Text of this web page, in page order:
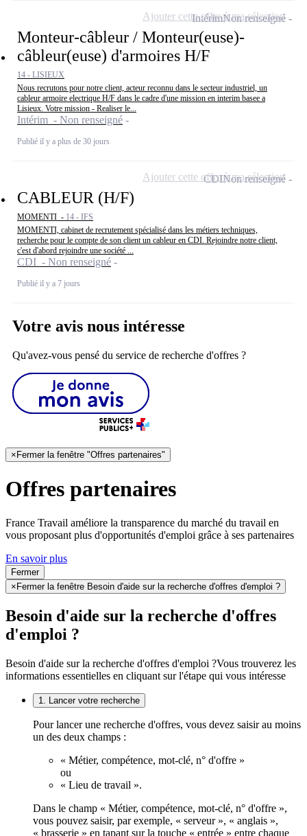
Monteur-câbleur / Monteur(euse)-
câbleur(euse) d'armoires H/F
14 - LISIEUX
Nous recrutons pour notre client, acteur reconnu dans le secteur industriel, un
cableur armoire electrique H/F dans le cadre d'une mission en interim basee a
Lisieux. Votre mission - Realiser le...
Intérim - Non renseigné
Publié il y a plus de 30 jours
IntérimNon renseigné
Ajouter cette offre à ma sélection
CABLEUR (H/F)
MOMENTI - 14 - IFS
MOMENTI, cabinet de recrutement spécialisé dans les métiers techniques,
recherche pour le compte de son client un cableur en CDI. Rejoindre notre client,
c'est d'abord rejoindre une société ...
CDI - Non renseigné
Publié il y a 7 jours
CDINon renseigné
Ajouter cette offre à ma sélection
Votre avis nous intéresse
Qu'avez-vous pensé du service de recherche d'offres ?
×Fermer la fenêtre "Offres partenaires"
Offres partenaires
France Travail améliore la transparence du marché du travail en
vous proposant plus d'opportunités d'emploi grâce à ses partenaires
En savoir plus
Fermer
×Fermer la fenêtre Besoin d'aide sur la recherche d'offres d'emploi ?
Besoin d'aide sur la recherche d'offres
d'emploi ?
Besoin d'aide sur la recherche d'offres d'emploi ?Vous trouverez les
informations essentielles en cliquant sur l'étape qui vous intéresse
1. Lancer votre recherche
Pour lancer une recherche d'offres, vous devez saisir au moins
un des deux champs :
« Métier, compétence, mot-clé, n° d'offre »
ou
« Lieu de travail ».
Dans le champ « Métier, compétence, mot-clé, n° d'offre »,
vous pouvez saisir, par exemple, « serveur », « anglais »,
« brasserie » en tapant sur la touche « entrée » entre chaque